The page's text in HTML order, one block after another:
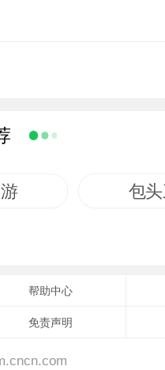
前面，表示既接受了
为庙的前身。万历十
城便与喇嘛庙结为一
着重要的价值，而且
包
帮助中心
免责声明